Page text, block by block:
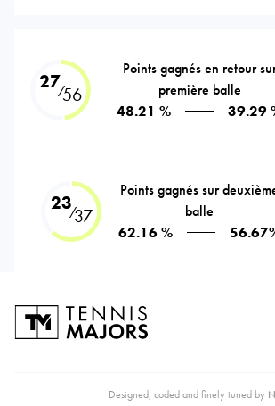
27⁄56
Points gagnés en retour
première balle
48.21 %
39.29
23⁄37
Points gagnés sur
balle
62.16 %
Designed, coded and finely tuned by